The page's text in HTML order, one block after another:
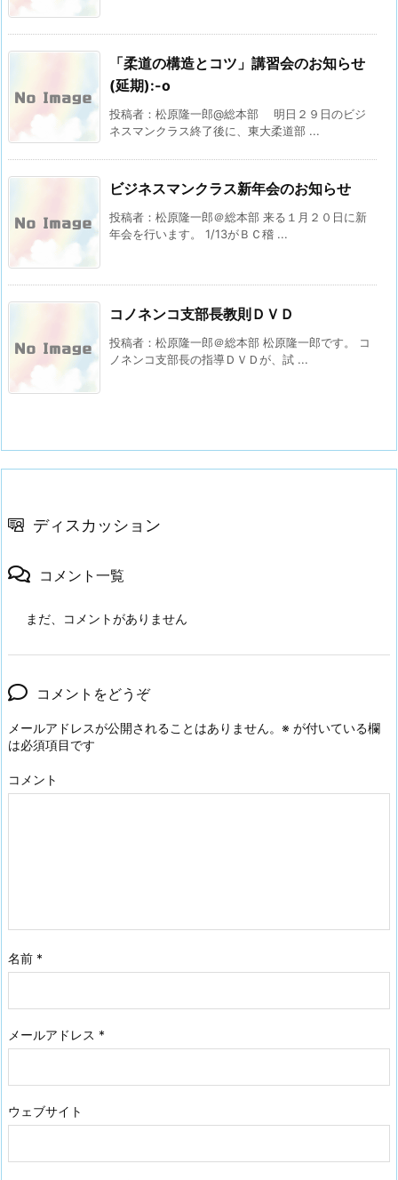
「柔道の構造とコツ」講習会のお知らせ
(延期):-o
投稿者：松原隆一郎@総本部 明日２９日のビジ
ネスマンクラス終了後に、東大柔道部 ...
ビジネスマンクラス新年会のお知らせ
投稿者：松原隆一郎＠総本部 来る１月２０日に新
年会を行います。 1/13がＢＣ稽 ...
コノネンコ支部長教則ＤＶＤ
投稿者：松原隆一郎＠総本部 松原隆一郎です。 コ
ノネンコ支部長の指導ＤＶＤが、試 ...
ディスカッション
コメント一覧
まだ、コメントがありません
コメントをどうぞ
メールアドレスが公開されることはありません。 ※ が付いている欄
は必須項目です
コメント
名前 *
メールアドレス *
ウェブサイト